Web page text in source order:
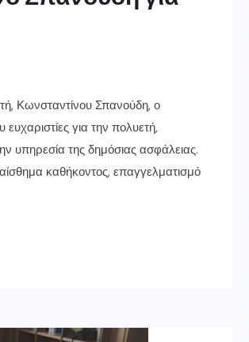
Κωνσταντίνου Σπανούδη, ο
για την πολυετή,
υπηρεσία της δημόσιας ασφάλειας.
καθήκοντος, επαγγελματισμό